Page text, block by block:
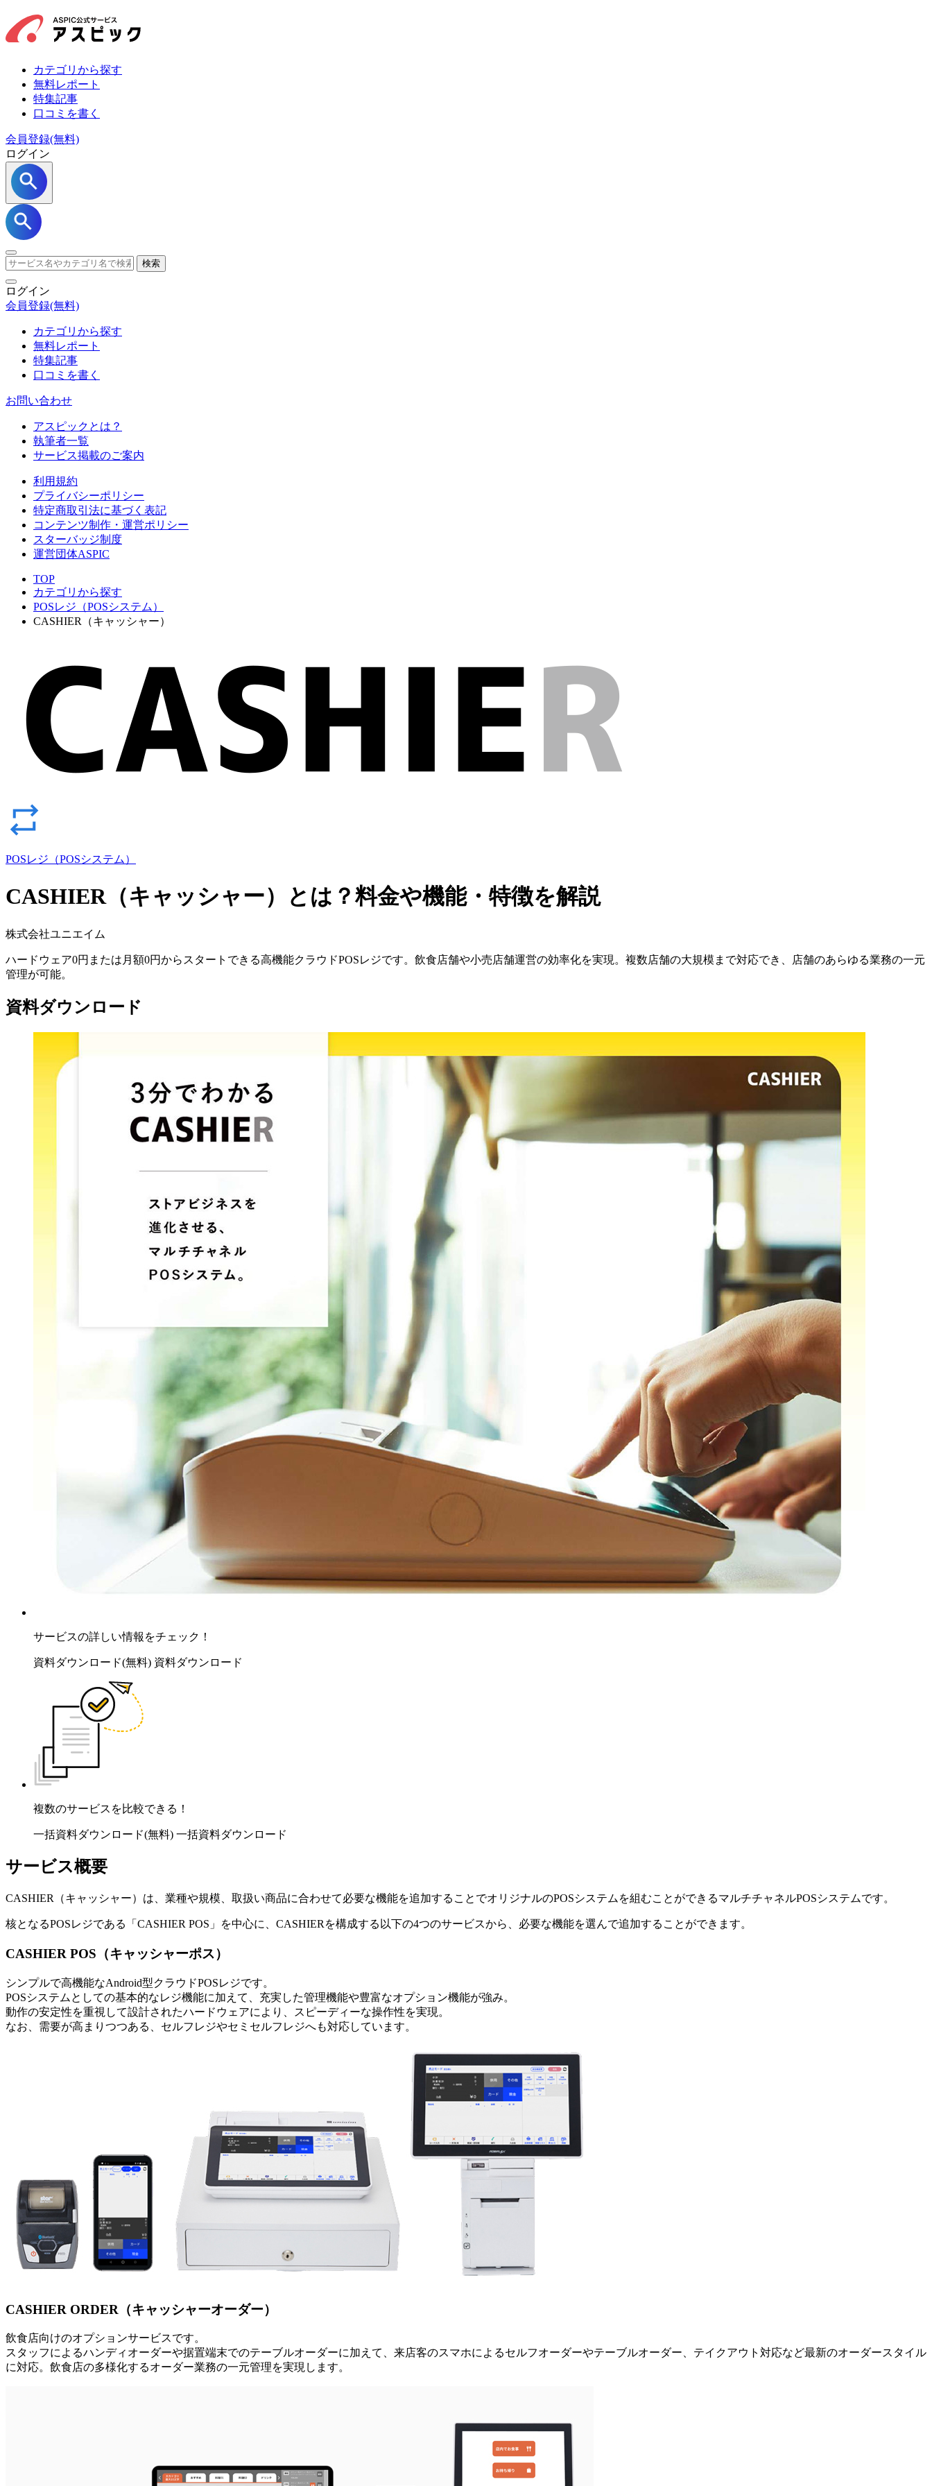
カテゴリから探す
無料レポート
特集記事
口コミを書く
会員登録(無料)
ログイン
検索
ログイン
会員登録(無料)
カテゴリから探す
無料レポート
特集記事
口コミを書く
お問い合わせ
アスピックとは？
執筆者一覧
サービス掲載のご案内
利用規約
プライバシーポリシー
特定商取引法に基づく表記
コンテンツ制作・運営ポリシー
スターバッジ制度
運営団体ASPIC
TOP
カテゴリから探す
POSレジ（POSシステム）
CASHIER（キャッシャー）
POSレジ（POSシステム）
CASHIER（キャッシャー）とは？料金や機能・特徴を解説
株式会社ユニエイム
ハードウェア0円または月額0円からスタートできる高機能クラウドPOSレジです。飲食店舗や小売店舗運営の効率化を実現。複数店舗の大規模まで対応でき、店舗のあらゆる業務の一元
管理が可能。
資料ダウンロード
サービスの詳しい情報をチェック！
資料ダウンロード(無料) 資料ダウンロード
複数のサービスを比較できる！
一括資料ダウンロード(無料) 一括資料ダウンロード
サービス概要
CASHIER（キャッシャー）は、業種や規模、取扱い商品に合わせて必要な機能を追加することでオリジナルのPOSシステムを組むことができるマルチチャネルPOSシステムです。
核となるPOSレジである「CASHIER POS」を中心に、CASHIERを構成する以下の4つのサービスから、必要な機能を選んで追加することができます。
CASHIER POS（キャッシャーポス）
シンプルで高機能なAndroid型クラウドPOSレジです。
POSシステムとしての基本的なレジ機能に加えて、充実した管理機能や豊富なオプション機能が強み。
動作の安定性を重視して設計されたハードウェアにより、スピーディーな操作性を実現。
なお、需要が高まりつつある、セルフレジやセミセルフレジへも対応しています。
CASHIER ORDER（キャッシャーオーダー）
飲食店向けのオプションサービスです。
スタッフによるハンディオーダーや据置端末でのテーブルオーダーに加えて、来店客のスマホによるセルフオーダーやテーブルオーダー、テイクアウト対応など最新のオーダースタイル
に対応。飲食店の多様化するオーダー業務の一元管理を実現します。